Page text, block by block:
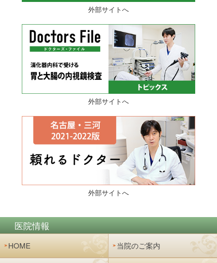
外部サイトへ
外部サイトへ
外部サイトへ
医院情報
HOME 当院のご案内